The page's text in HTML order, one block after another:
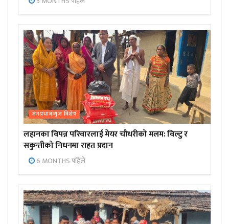
जनप्रभाबन्युज विशेष
लहानका विपन्न परिवारलाई मेयर चौधरीको मलम: विल्टु र
सकुन्तीको निधनमा राहत प्रदान
6 MONTHS पहिले